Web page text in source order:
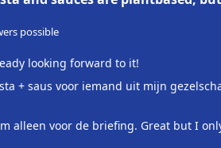
possible
looking forward to it!
+ saus voor iemand uit mijn
alleen voor de briefing. Great but I